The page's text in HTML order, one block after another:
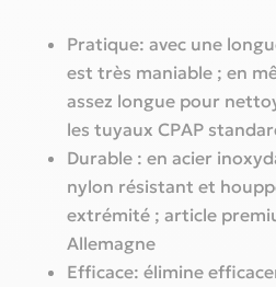
Pratique: avec une
est très maniable ; en
assez longue pour
les tuyaux CPAP
Durable : en acier
nylon résistant et
extrémité ; article
Allemagne
Efficace: élimine